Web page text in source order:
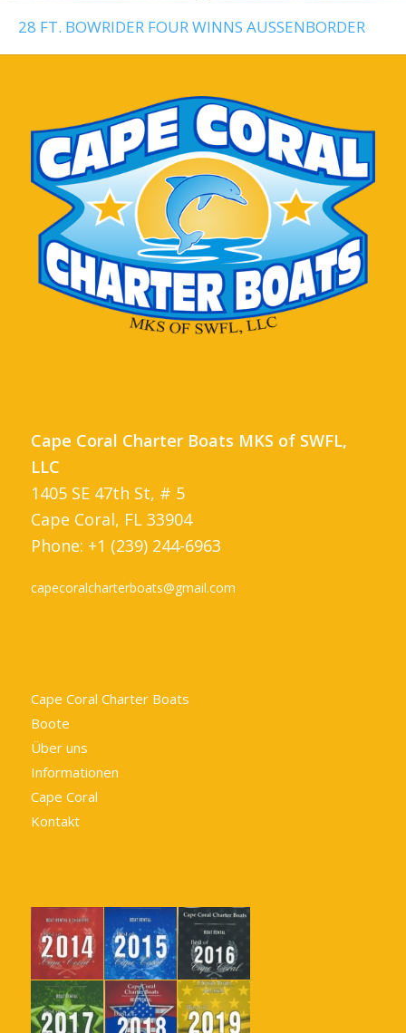
28 FT. BOWRIDER FOUR WINNS AUSSENBORDER
Cape Coral Charter Boats MKS of SWFL,
LLC
1405 SE 47th St, # 5
Cape Coral, FL 33904
Phone: +1 (239) 244-6963
capecoralcharterboats@gmail.com
Cape Coral Charter Boats
Boote
Über uns
Informationen
Cape Coral
Kontakt